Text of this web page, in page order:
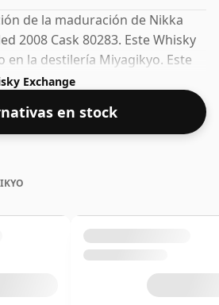
de la maduración de Nikka
2008 Cask 80283. Este Whisky
en la destilería Miyagikyo. Este
whisky de mayor
ABV del 63%. Se presenta en el
habitual de 70 cl.
Exchange
en stock